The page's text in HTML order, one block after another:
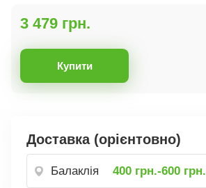
3 479 грн.
Купити
Доставка (орієнтовно)
Балаклія 400 грн.-600 грн.